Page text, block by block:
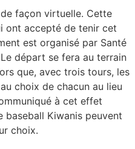
de façon virtuelle. Cette
ont accepté de tenir cet
est organisé par Santé
départ se fera au terrain
que, avec trois tours, les
choix de chacun au lieu
à cet effet
baseball Kiwanis peuvent
choix.